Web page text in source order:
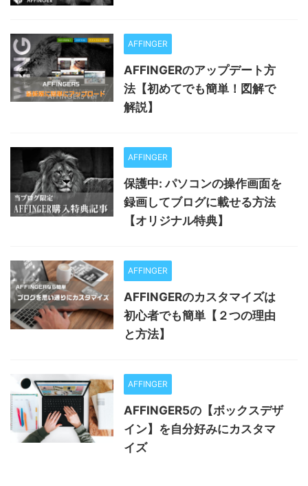
AFFINGER
AFFINGERのアップデート方
法【初めてでも簡単！図解で
解説】
AFFINGER
保護中: パソコンの操作画面を
録画してブログに載せる方法
【オリジナル特典】
AFFINGER
AFFINGERのカスタマイズは
初心者でも簡単【２つの理由
と方法】
AFFINGER
AFFINGER5の【ボックスデザ
イン】を自分好みにカスタマ
イズ